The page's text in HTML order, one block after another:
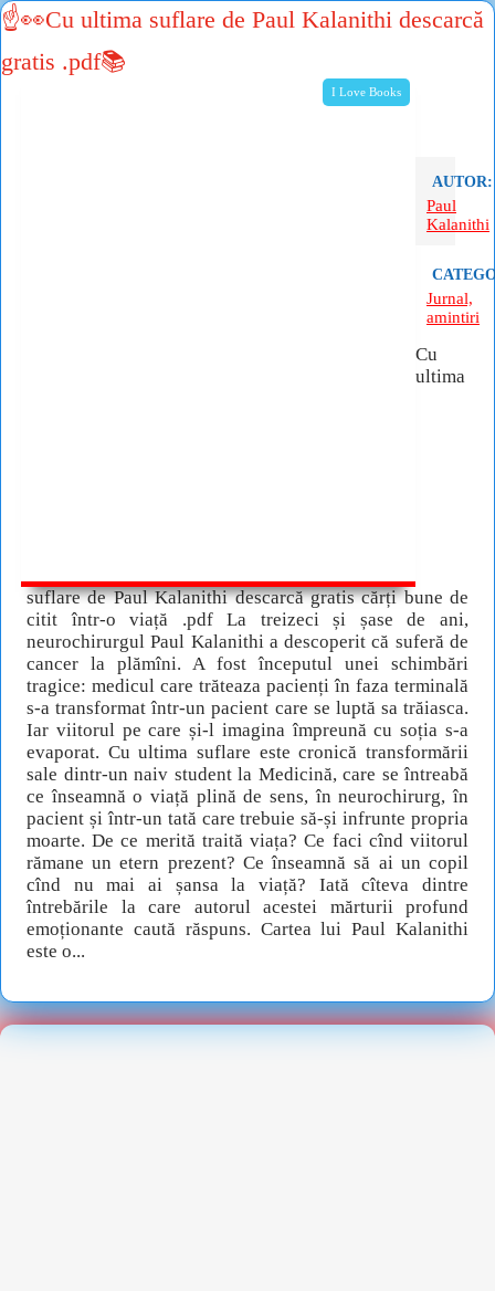
I Love Books
☝👀Cu ultima suflare de Paul Kalanithi descarcă
gratis .pdf📚
AUTOR:
Paul
Kalanithi
Jurnal,
amintiri
Cu
ultima
suflare de Paul Kalanithi descarcă gratis cărți bune de
citit într-o viață .pdf La treizeci și șase de ani,
neurochirurgul Paul Kalanithi a descoperit că suferă de
cancer la plămîni. A fost începutul unei schimbări
tragice: medicul care trăteaza pacienți în faza terminală
s-a transformat într-un pacient care se luptă sa trăiasca.
Iar viitorul pe care și-l imagina împreună cu soția s-a
evaporat. Cu ultima suflare este cronică transformării
sale dintr-un naiv student la Medicină, care se întreabă
ce înseamnă o viață plină de sens, în neurochirurg, în
pacient și într-un tată care trebuie să-și infrunte propria
moarte. De ce merită traită viața? Ce faci cînd viitorul
rămane un etern prezent? Ce înseamnă să ai un copil
cînd nu mai ai șansa la viață? Iată cîteva dintre
întrebările la care autorul acestei mărturii profund
emoționante caută răspuns. Cartea lui Paul Kalanithi
este o...